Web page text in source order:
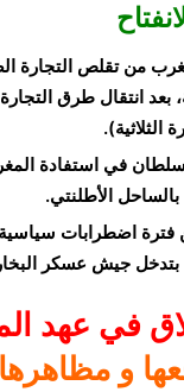
من تقلص التجارة
بعد انتقال طرق
الثلاثية).
في استفادة
الأطلنتي.
فترة اضطرابات
جيش عسكر
في عهد
و مظاهرها